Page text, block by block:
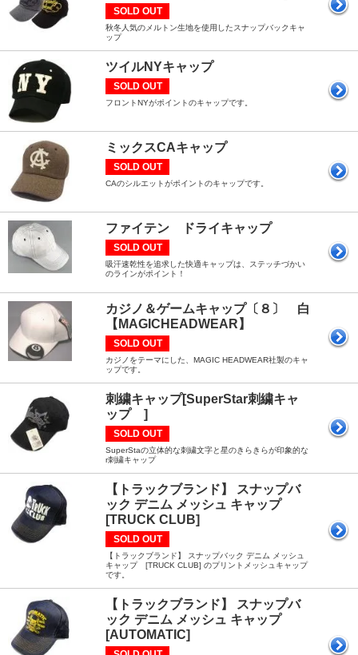
SOLD OUT
秋冬人気のメルトン生地を使用したスナップバックキャ
ップ
ツイルNYキャップ
SOLD OUT
フロントNYがポイントのキャップです。
ミックスCAキャップ
SOLD OUT
CAのシルエットがポイントのキャップです。
ファイテン ドライキャップ
SOLD OUT
吸汗速乾性を追求した快適キャップは、ステッチづかい
のラインがポイント！
カジノ＆ゲームキャップ〔８〕 白
【MAGICHEADWEAR】
SOLD OUT
カジノをテーマにした、MAGIC HEADWEAR社製のキャ
ップです。
刺繍キャップ[SuperStar刺繍キャ
ップ ]
SOLD OUT
SuperStaの立体的な刺繍文字と星のきらきらが印象的な
r刺繍キャップ
【トラックブランド】 スナップバ
ック デニム メッシュ キャップ
[TRUCK CLUB]
SOLD OUT
【トラックブランド】 スナップバック デニム メッシュ
キャップ [TRUCK CLUB] のプリントメッシュキャップ
です。
【トラックブランド】 スナップバ
ック デニム メッシュ キャップ
[AUTOMATIC]